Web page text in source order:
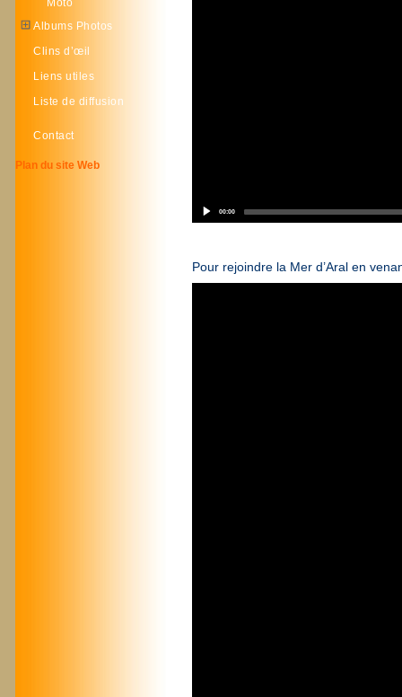
00:00
Pour rejoindre la Mer d’Aral en
Moto
Albums Photos
Clins d’œil
Liens utiles
Liste de diffusion
Contact
Plan du site Web